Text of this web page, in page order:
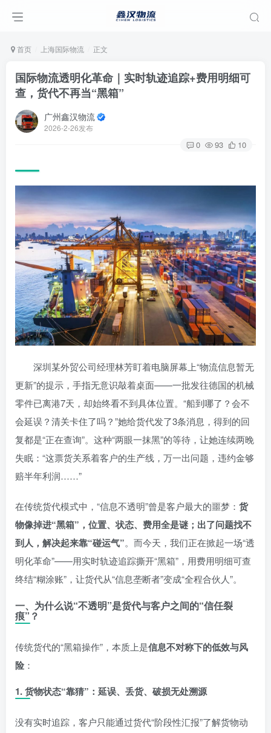
首页 上海国际物流 正文
国际物流透明化革命｜实时轨迹追踪+费用明细可
查，货代不再当“黑箱”
广州鑫汉物流
2026-2-26发布
0 93 10
深圳某外贸公司经理林芳盯着电脑屏幕上“物流信息暂无
更新”的提示，手指无意识敲着桌面——一批发往德国的机械
零件已离港7天，却始终看不到具体位置。“船到哪了？会不
会延误？清关卡住了吗？”她给货代发了3条消息，得到的回
复都是“正在查询”。这种“两眼一抹黑”的等待，让她连续两晚
失眠：“这票货关系着客户的生产线，万一出问题，违约金够
赔半年利润……”
在传统货代模式中，“信息不透明”曾是客户最大的噩梦： 货
物像掉进“黑箱”，位置、状态、费用全是谜；出了问题找不
到人，解决起来靠“碰运气”。而今天，我们正在掀起一场“透
明化革命”——用实时轨迹追踪撕开“黑箱”，用费用明细可查
终结“糊涂账”，让货代从“信息垄断者”变成“全程合伙人”。
一、为什么说“不透明”是货代与客户之间的“信任裂
痕”？
传统货代的“黑箱操作”，本质上是信息不对称下的低效与风
险 ：
1.货物状态“靠猜”：延误、丢货、破损无处溯源
没有实时追踪，客户只能通过货代“阶段性汇报”了解货物动